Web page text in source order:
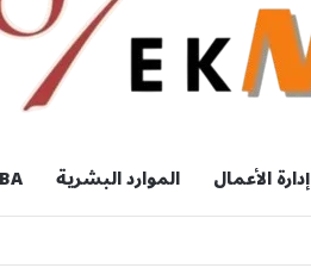
إدارة الأعمال الموارد البشرية